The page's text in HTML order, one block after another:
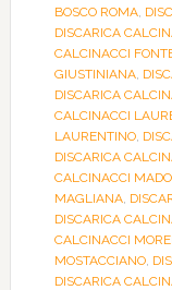
BOSCO ROMA,
DISCARICA
CALCINACCI
GIUSTINIANA,
DISCARICA
CALCINACCI
LAURENTINO,
DISCARICA
CALCINACCI
MAGLIANA,
DISCARICA
CALCINACCI
MOSTACCIANO,
DISCARICA